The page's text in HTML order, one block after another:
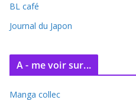
BL café
Journal du Japon
A - me voir sur...
Manga collec